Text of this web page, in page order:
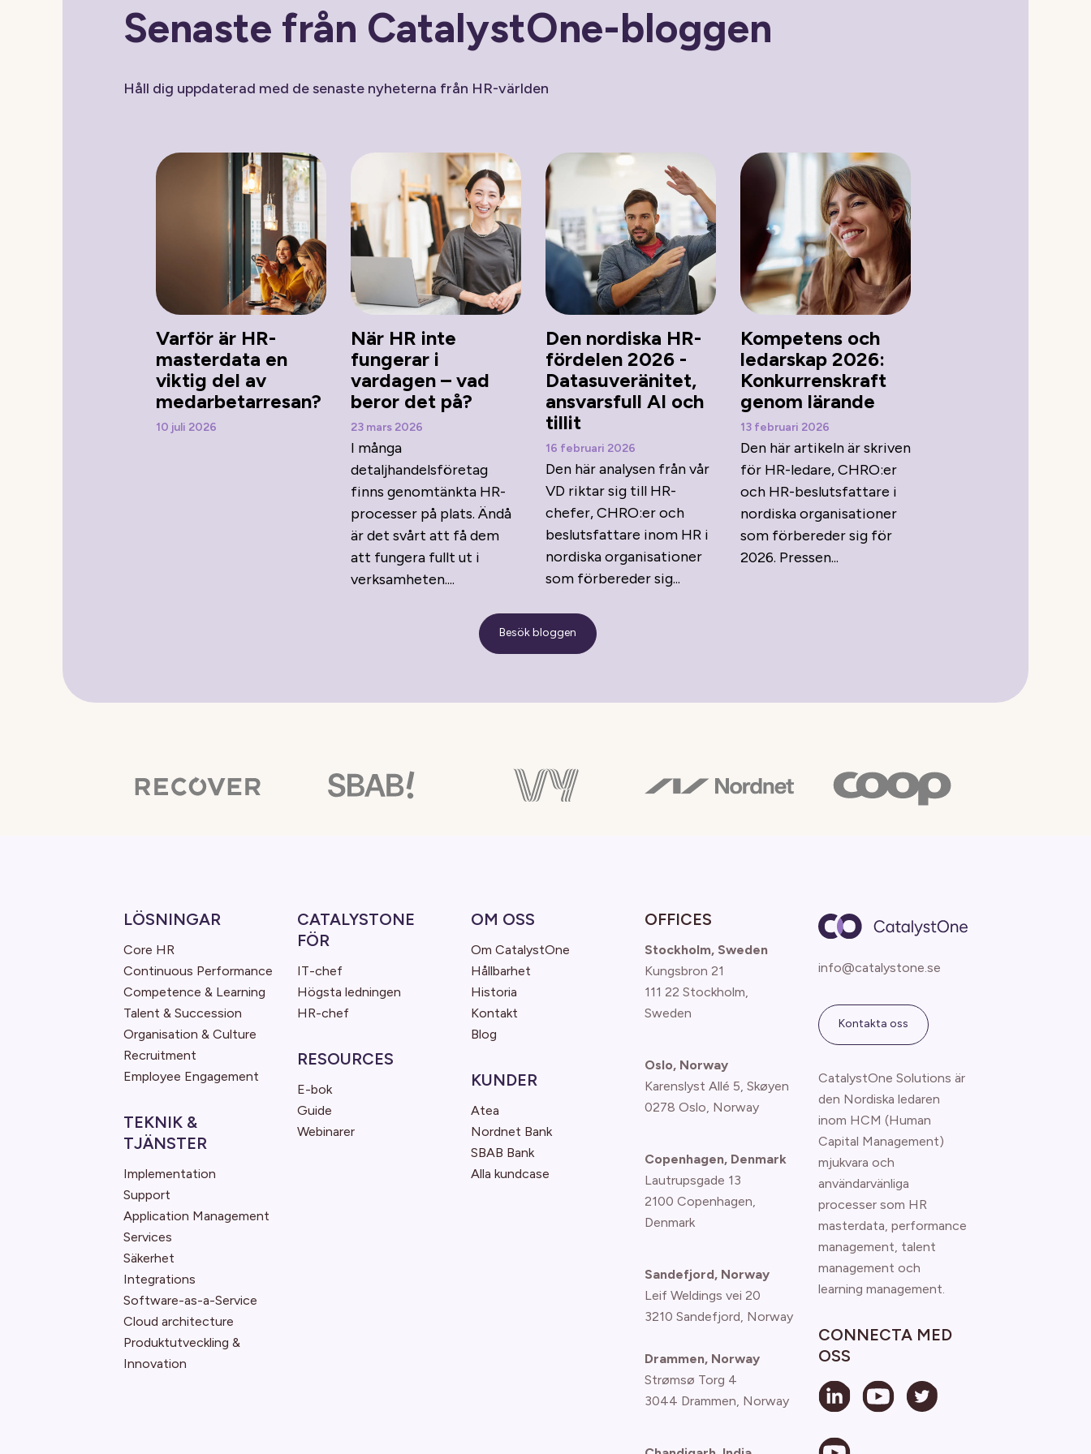
Senaste från CatalystOne-bloggen
Håll dig uppdaterad med de senaste nyheterna från HR-världen
Varför är HR-
masterdata en
viktig del av
medarbetarresan?
10 juli 2026
När HR inte
fungerar i
vardagen – vad
beror det på?
23 mars 2026
I många
detaljhandelsföretag
finns genomtänkta HR-
processer på plats. Ändå
är det svårt att få dem
att fungera fullt ut i
verksamheten....
Den nordiska HR-
fördelen 2026 -
Datasuveränitet,
ansvarsfull AI och
tillit
16 februari 2026
Den här analysen från vår
VD riktar sig till HR-
chefer, CHRO:er och
beslutsfattare inom HR i
nordiska organisationer
som förbereder sig...
Kompetens och
ledarskap 2026:
Konkurrenskraft
genom lärande
13 februari 2026
Den här artikeln är skriven
för HR-ledare, CHRO:er
och HR-beslutsfattare i
nordiska organisationer
som förbereder sig för
2026. Pressen...
Besök bloggen
LÖSNINGAR
Core HR
Continuous Performance
Competence & Learning
Talent & Succession
Organisation & Culture
Recruitment
Employee Engagement
TEKNIK &
TJÄNSTER
Implementation
Support
Application Management
Services
Säkerhet
Integrations
Software-as-a-Service
Cloud architecture
Produktutveckling &
Innovation
CATALYSTONE
FÖR
IT-chef
Högsta ledningen
HR-chef
RESOURCES
E-bok
Guide
Webinarer
OM OSS
Om CatalystOne
Hållbarhet
Historia
Kontakt
Blog
KUNDER
Atea
Nordnet Bank
SBAB Bank
Alla kundcase
OFFICES
Stockholm, Sweden
Kungsbron 21
111 22 Stockholm,
Sweden
Oslo, Norway
Karenslyst Allé 5, Skøyen
0278 Oslo, Norway
Copenhagen, Denmark
Lautrupsgade 13
2100 Copenhagen,
Denmark
Sandefjord, Norway
Leif Weldings vei 20
3210 Sandefjord, Norway
Drammen, Norway
Strømsø Torg 4
3044 Drammen, Norway
info@catalystone.se
Kontakta oss
CatalystOne Solutions är
den Nordiska ledaren
inom HCM (Human
Capital Management)
mjukvara och
användarvänliga
processer som HR
masterdata, performance
management, talent
management och
learning management.
CONNECTA MED
OSS